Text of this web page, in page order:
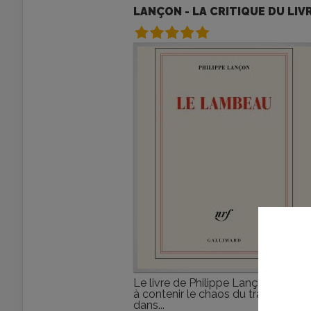
LANÇON - LA CRITIQUE DU
Le livre de Philippe Lançon parvient
à contenir le chaos du traumatisme
dans...